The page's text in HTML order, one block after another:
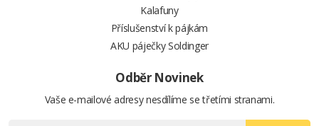
Kalafuny
Příslušenství k pájkám
AKU páječky Soldinger
Odběr Novinek
Vaše e-mailové adresy nesdílíme se třetími stranami.